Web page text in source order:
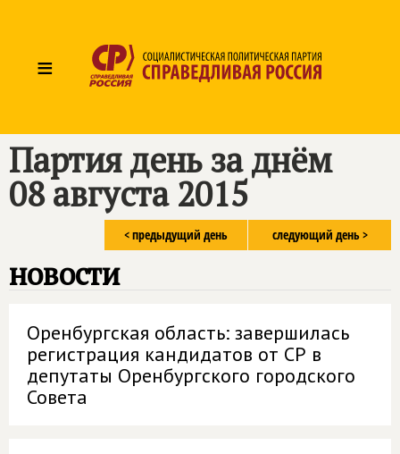
≡
Партия день за днём
08 августа 2015
следующий день >
< предыдущий день
новости
Оренбургская область: завершилась
регистрация кандидатов от СР в
депутаты Оренбургского городского
Совета